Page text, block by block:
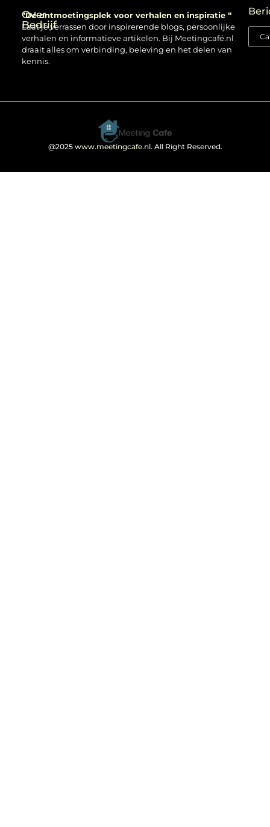
Over
Bedrijf
“Dé ontmoetingsplek voor verhalen en inspiratie “
Laat je verrassen door inspirerende blogs, persoonlijke
verhalen en informatieve artikelen. Bij Meetingcafé.nl
draait alles om verbinding, beleving en het delen van
kennis.
@2025 www.meetingcafe.nl. All Right Reserved.